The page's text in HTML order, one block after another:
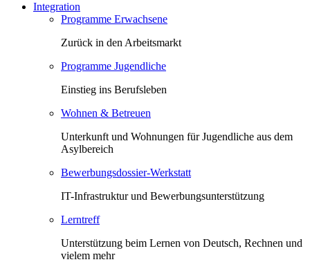
Integration
Programme Erwachsene
Zurück in den Arbeitsmarkt
Programme Jugendliche
Einstieg ins Berufsleben
Wohnen & Betreuen
Unterkunft und Wohnungen für Jugendliche aus dem
Asylbereich
Bewerbungsdossier-Werkstatt
IT-Infrastruktur und Bewerbungsunterstützung
Lerntreff
Unterstützung beim Lernen von Deutsch, Rechnen und
vielem mehr